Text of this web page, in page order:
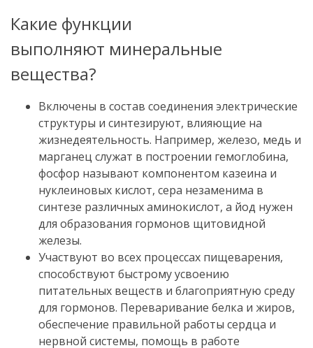
Какие функции
выполняют минеральные
вещества?
Включены в состав соединения электрические
структуры и синтезируют, влияющие на
жизнедеятельность. Например, железо, медь и
марганец служат в построении гемоглобина,
фосфор называют компонентом казеина и
нуклеиновых кислот, сера незаменима в
синтезе различных аминокислот, а йод нужен
для образования гормонов щитовидной
железы.
Участвуют во всех процессах пищеварения,
способствуют быстрому усвоению
питательных веществ и благоприятную среду
для гормонов. Переваривание белка и жиров,
обеспечение правильной работы сердца и
нервной системы, помощь в работе